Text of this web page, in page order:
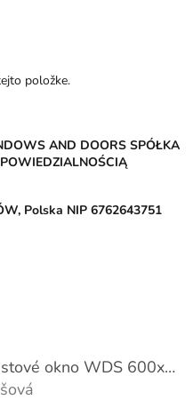
položke.
AND DOORS SPÓŁKA
Polska NIP 6762643751
Jednokrídlové plastové okno WDS 600x1000
z 5 hviezdičiek.